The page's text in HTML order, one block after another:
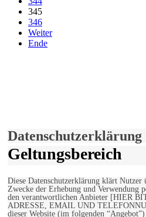
345
346
Weiter
Ende
Datenschutzerklärung
Geltungsbereich
Diese Datenschutzerklärung klärt
Zwecke der Erhebung und Verwendung
den verantwortlichen Anbieter [HIER
ADRESSE, EMAIL UND
dieser Website (im folgenden